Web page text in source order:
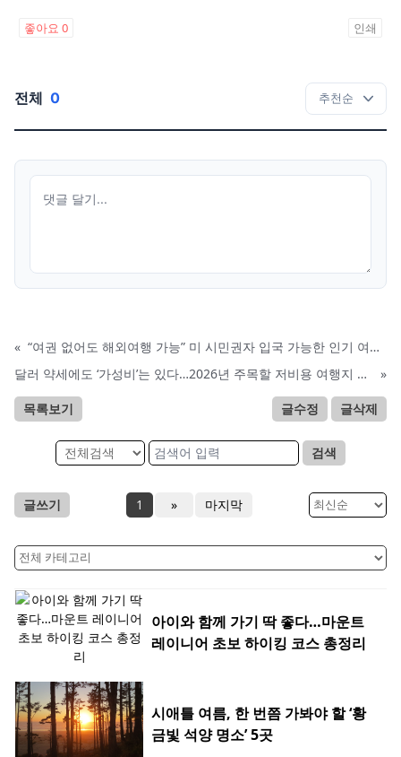
좋아요 0 인쇄
전체 0
«
“여권 없어도 해외여행 가능” 미 시민권자 입국 가능한 인기 여행지6곳
달러 약세에도 ‘가성비’는 있다…2026년 주목할 저비용 여행지 10선
»
목록보기 글수정 글삭제
검색
글쓰기 1 » 마지막
아이와 함께 가기 딱 좋다…마운트
레이니어 초보 하이킹 코스 총정리
시애틀 여름, 한 번쯤 가봐야 할 ‘황
금빛 석양 명소’ 5곳